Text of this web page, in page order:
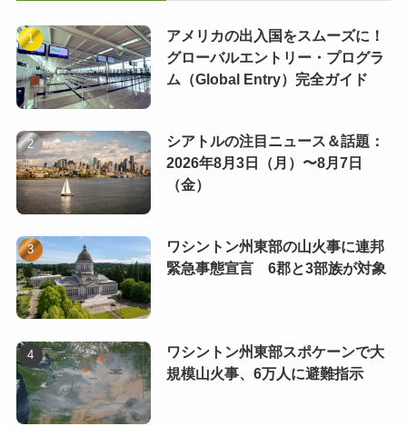
アメリカの出入国をスムーズに！
グローバルエントリー・プログラ
ム（Global Entry）完全ガイド
シアトルの注目ニュース＆話題：
2026年8月3日（月）〜8月7日
（金）
ワシントン州東部の山火事に連邦
緊急事態宣言 6郡と3部族が対象
ワシントン州東部スポケーンで大
規模山火事、6万人に避難指示